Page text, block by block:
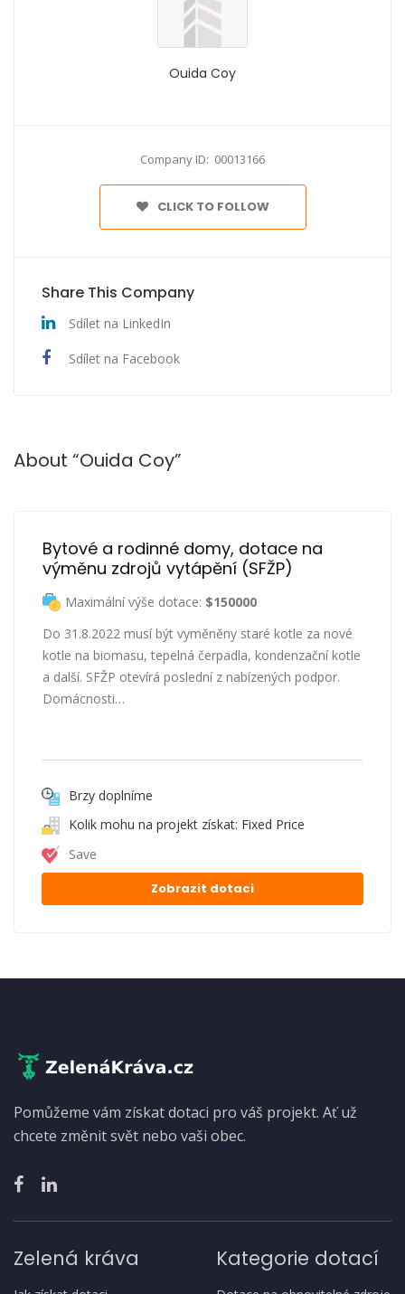
Ouida Coy
Company ID: 00013166
CLICK TO FOLLOW
Share This Company
Sdílet na LinkedIn
Sdílet na Facebook
About “Ouida Coy”
Bytové a rodinné domy, dotace na
výměnu zdrojů vytápění (SFŽP)
Maximální výše dotace: $150000
Do 31.8.2022 musí být vyměněny staré kotle za nové
kotle na biomasu, tepelná čerpadla, kondenzační kotle
a další. SFŽP otevírá poslední z nabízených podpor.
Domácnosti…
Brzy doplníme
Kolik mohu na projekt získat: Fixed Price
Save
Zobrazit dotaci
Pomůžeme vám získat dotaci pro váš projekt. Ať už
chcete změnit svět nebo vaši obec.
Zelená kráva Kategorie dotací